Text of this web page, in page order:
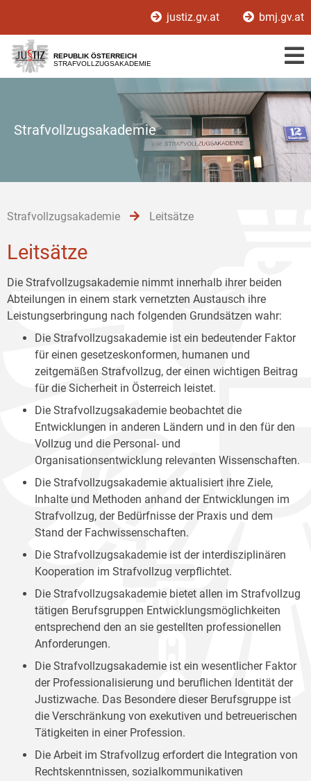
[1]
[2]
[3]
justiz.gv.at bmj.gv.at
REPUBLIK ÖSTERREICH
STRAFVOLLZUGSAKADEMIE
Strafvollzugsakademie
Strafvollzugsakademie Leitsätze
Leitsätze
Die Strafvollzugsakademie nimmt innerhalb ihrer beiden
Abteilungen in einem stark vernetzten Austausch ihre
Leistungserbringung nach folgenden Grundsätzen wahr:
Die Strafvollzugsakademie ist ein bedeutender Faktor
für einen gesetzeskonformen, humanen und
zeitgemäßen Strafvollzug, der einen wichtigen Beitrag
für die Sicherheit in Österreich leistet.
Die Strafvollzugsakademie beobachtet die
Entwicklungen in anderen Ländern und in den für den
Vollzug und die Personal- und
Organisationsentwicklung relevanten Wissenschaften.
Die Strafvollzugsakademie aktualisiert ihre Ziele,
Inhalte und Methoden anhand der Entwicklungen im
Strafvollzug, der Bedürfnisse der Praxis und dem
Stand der Fachwissenschaften.
Die Strafvollzugsakademie ist der interdisziplinären
Kooperation im Strafvollzug verpflichtet.
Die Strafvollzugsakademie bietet allen im Strafvollzug
tätigen Berufsgruppen Entwicklungsmöglichkeiten
entsprechend den an sie gestellten professionellen
Anforderungen.
Die Strafvollzugsakademie ist ein wesentlicher Faktor
der Professionalisierung und beruflichen Identität der
Justizwache. Das Besondere dieser Berufsgruppe ist
die Verschränkung von exekutiven und betreuerischen
Tätigkeiten in einer Profession.
Die Arbeit im Strafvollzug erfordert die Integration von
Rechtskenntnissen, sozialkommunikativen